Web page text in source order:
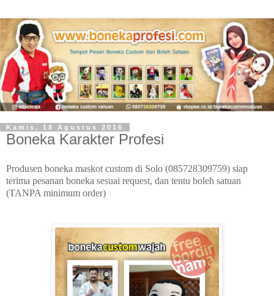
Kamis, 18 Agustus 2016
Boneka Karakter Profesi
Produsen boneka maskot custom di Solo (085728309759) siap
terima pesanan boneka sesuai request, dan tentu boleh satuan
(TANPA minimum order)